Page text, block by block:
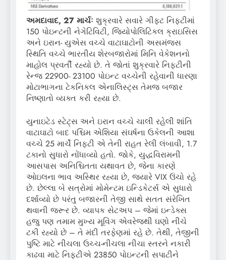
અમદાવાદ, 27 માર્ચઃ શુક્રવારે સવારે ગીફ્ટ નિફ્ટીમાં
150 પોઇન્ટની નેગેટિવિટી, જિયોપોલિટિકલ ક્રાઇસિસ
અને ઇરાન- યુએસ વચ્ચે વાટાઘાટોની અસમંજસ
સ્થિતિ વચ્ચે ભારતીય શેરબજારોમાં મિનિ વેકેશનનો
માહોલ પ્રવર્તી રહ્યો છે. તે જોતાં શુક્રવારે નિફ્ટીની
રેન્જ 22900- 23100 પોઇન્ટ વચ્ચેની રહેવાની ધારણા
મોટાભાગના ટેકનિકલ એનાલિસ્ટ્સ તેમજ બજાર
નિષ્ણાતો વ્યક્ત કરી રહ્યા છે.
યુનાઇટેડ સ્ટેટ્સ અને ઇરાન વચ્ચે ચાલી રહેલી શાંતિ
વાટાઘાટો બાદ પશ્ચિમ એશિયા સંઘર્ષના ઉકેલની આશા
વચ્ચે 25 માર્ચે નિફ્ટી એ તેની રાહત રેલી લંબાવી, 1.7
ટકાનો સુધારો નોંધાવ્યો હતો. જોકે, યુદ્ધવિરામની
આસપાસ અનિશ્ચિતતા યથાવત છે, જેના કારણે
ઓઇલના ભાવ અસ્થિર રહ્યા છે, જ્યારે VIX ઉંચો રહે
છે. છેલ્લા બે સત્રોમાં મોમેન્ટમ ઇન્ડિકેટર્સ એ સુધારો
દર્શાવ્યો છે પરંતુ બજારની તેજી સાથે સતત સંરેખિત
થવાની જરૂર છે. વ્યાપક સેટઅપ – જેમાં ઇન્ડેક્સ
હજુ પણ તમામ મુખ્ય મૂવિંગ એવરેજથી ઘણો નીચે
ટકી રહ્યો છે – તે મંદી તરફેણમાં રહે છે. તેથી, તેજીની
પુષ્ટિ માટે નીચલા ઉચ્ચ-નીચલા નીચા સ્તરને નકારી
કાઢવા માટે નિફ્ટીએ 23850 પોઇન્ટની સપાટીને